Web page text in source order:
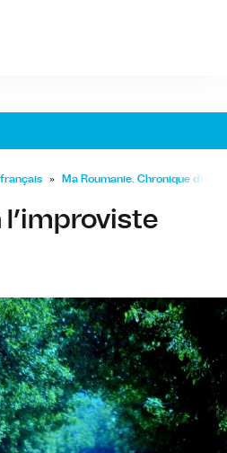
» Ma Roumanie. Chronique d'un
l’improviste